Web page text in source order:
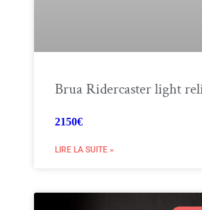
Brua Ridercaster light
2150€
LIRE LA SUITE »